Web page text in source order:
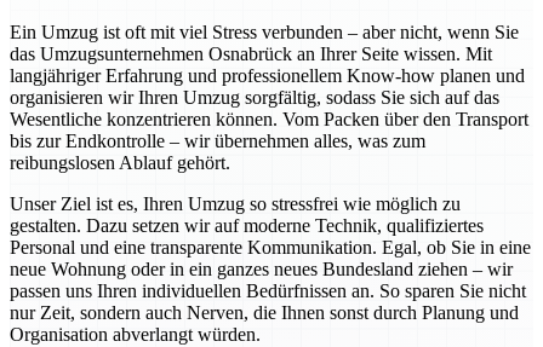
Ein Umzug ist oft mit viel Stress verbunden – aber nicht, wenn Sie
das Umzugsunternehmen Osnabrück an Ihrer Seite wissen. Mit
langjähriger Erfahrung und professionellem Know-how planen und
organisieren wir Ihren Umzug sorgfältig, sodass Sie sich auf das
Wesentliche konzentrieren können. Vom Packen über den Transport
bis zur Endkontrolle – wir übernehmen alles, was zum
reibungslosen Ablauf gehört.
Unser Ziel ist es, Ihren Umzug so stressfrei wie möglich zu
gestalten. Dazu setzen wir auf moderne Technik, qualifiziertes
Personal und eine transparente Kommunikation. Egal, ob Sie in eine
neue Wohnung oder in ein ganzes neues Bundesland ziehen – wir
passen uns Ihren individuellen Bedürfnissen an. So sparen Sie nicht
nur Zeit, sondern auch Nerven, die Ihnen sonst durch Planung und
Organisation abverlangt würden.